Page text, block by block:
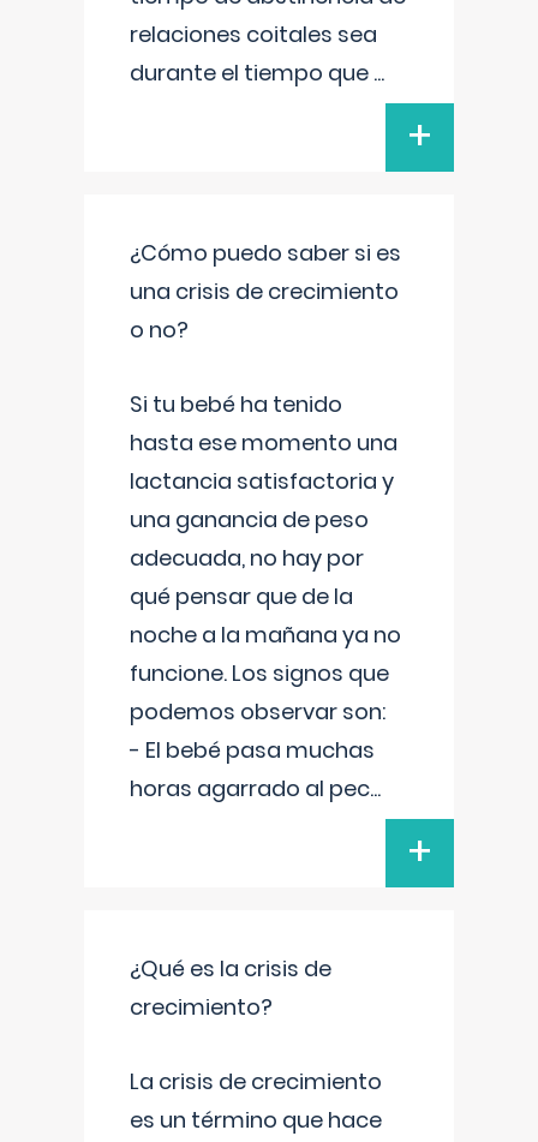
relaciones coitales sea
durante el tiempo que ...
+
¿Cómo puedo saber si es
una crisis de crecimiento
o no?
Si tu bebé ha tenido
hasta ese momento una
lactancia satisfactoria y
una ganancia de peso
adecuada, no hay por
qué pensar que de la
noche a la mañana ya no
funcione. Los signos que
podemos observar son:
- El bebé pasa muchas
horas agarrado al pec...
+
¿Qué es la crisis de
crecimiento?
La crisis de crecimiento
es un término que hace